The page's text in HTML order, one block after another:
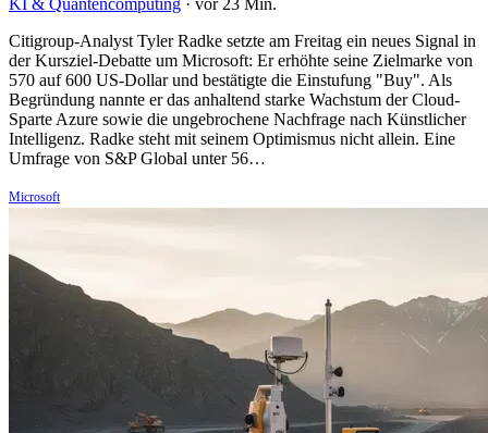
KI & Quantencomputing · vor 23 Min.
Citigroup-Analyst Tyler Radke setzte am Freitag ein neues Signal in
der Kursziel-Debatte um Microsoft: Er erhöhte seine Zielmarke von
570 auf 600 US-Dollar und bestätigte die Einstufung "Buy". Als
Begründung nannte er das anhaltend starke Wachstum der Cloud-
Sparte Azure sowie die ungebrochene Nachfrage nach Künstlicher
Intelligenz. Radke steht mit seinem Optimismus nicht allein. Eine
Umfrage von S&P Global unter 56…
Microsoft